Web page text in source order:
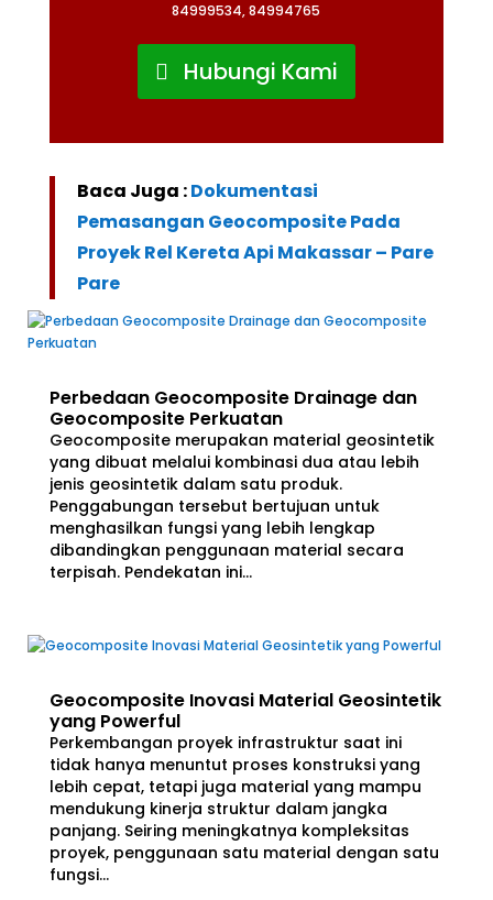
84999534, 84994765
Hubungi Kami
Baca Juga :Dokumentasi
Pemasangan Geocomposite Pada
Proyek Rel Kereta Api Makassar – Pare
Pare
Perbedaan Geocomposite Drainage dan
Geocomposite Perkuatan
Geocomposite merupakan material geosintetik
yang dibuat melalui kombinasi dua atau lebih
jenis geosintetik dalam satu produk.
Penggabungan tersebut bertujuan untuk
menghasilkan fungsi yang lebih lengkap
dibandingkan penggunaan material secara
terpisah. Pendekatan ini...
Geocomposite Inovasi Material Geosintetik
yang Powerful
Perkembangan proyek infrastruktur saat ini
tidak hanya menuntut proses konstruksi yang
lebih cepat, tetapi juga material yang mampu
mendukung kinerja struktur dalam jangka
panjang. Seiring meningkatnya kompleksitas
proyek, penggunaan satu material dengan satu
fungsi...